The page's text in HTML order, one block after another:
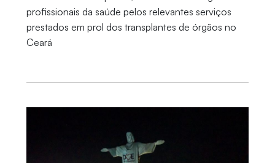
profissionais da saúde pelos relevantes serviços
prestados em prol dos transplantes de órgãos no
Ceará